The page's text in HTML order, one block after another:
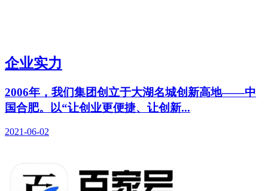
企业实力
2006年，我们集团创立于大湖名城创新高地——中
国合肥。以“让创业更便捷、让创新...
2021-06-02